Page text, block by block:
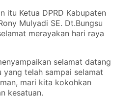
itu Ketua DPRD Kabupaten
Mulyadi SE. Dt.Bungsu
merayakan hari raya
selamat datang
yang telah sampai selamat
mari kita kokohkan
kesatuan.